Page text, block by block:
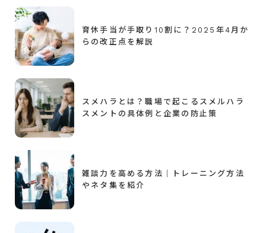
育休手当が手取り10割に？2025年4月か
らの改正点を解説
スメハラとは？職場で起こるスメルハラ
スメントの具体例と企業の防止策
雑談力を高める方法｜トレーニング方法
やネタ集を紹介